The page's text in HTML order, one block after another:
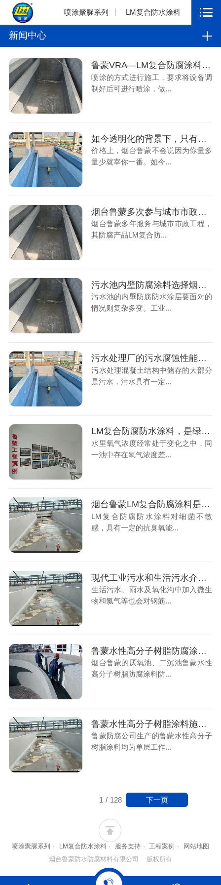
喷涂聚脲系列 LM复合防水涂料
新闻中心
鲁蒙VRA—LM复合防腐涂料应用污水厂防腐工程
喷涂的方式进行施工，要求将设备调
制好后可进行喷涂，做...
如今透明化的背景下，只有真材实料才能长远
价格上，烟台鲁蒙不会说因为你量多
量少就宰你一番。如今...
烟台鲁蒙多次参与城市市政工程，解决污水厂防腐工程
烟台鲁蒙多年服务与城市市政工程，
其防腐产品LM复合防...
污水池内壁防腐涂料选择烟台鲁蒙防腐厂家是好选择
污水池的内壁防腐防水涂层要面对的
情况则复杂多变。工业...
污水处理厂的污水腐蚀性能指标要求
污水处理混凝土结构中储存的大部分
是污水，污水具有一定...
LM复合防腐防水涂料，是绿色水性防腐涂料
水里氧气浓度经常处于变化之中，同
一池中存在氧气浓度差...
烟台鲁蒙LM复合防腐涂料是污水厂防腐的好帮手
LM复合防腐防水涂料对细菌不敏
感，具有一定的抗臭氧能...
现代工业污水和生活污水介质对混凝土构筑物腐蚀的防护
生活污水、雨水及氧化沟中加入微生
物和氯气等也会对钢筋...
鲁蒙水性高分子树脂防腐涂料防腐防水涂料施工厌氧池、二沉池
烟台鲁蒙的厌氧池、二沉池鲁蒙水性
高分子树脂防腐涂料防...
鲁蒙水性高分子树脂涂料施工后的涂层能减少混凝土微细裂纹造成的渗漏腐蚀
鲁蒙防腐公司生产的鲁蒙水性高分子
树脂涂料均为单层工作...
1 / 128 下一页
喷涂聚脲系列 · LM复合防水涂料 · 服务支持 · 工程案例 ·
网站地图
烟台鲁蒙防水防腐材料有限公司 版权所有